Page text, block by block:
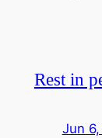
Rest in
Jun